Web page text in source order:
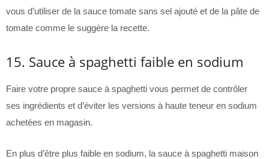
vous d’utiliser de la sauce tomate sans sel ajouté et de la pâte de
tomate comme le suggère la recette.
15. Sauce à spaghetti faible en sodium
Faire votre propre sauce à spaghetti vous permet de contrôler
ses ingrédients et d’éviter les versions à haute teneur en sodium
achetées en magasin.
En plus d’être plus faible en sodium, la sauce à spaghetti maison